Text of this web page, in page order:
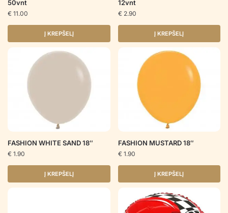
50vnt
€ 11.00
Į KREPŠELĮ
12vnt
€ 2.90
Į KREPŠELĮ
FASHION WHITE SAND 18″
€ 1.90
Į KREPŠELĮ
FASHION MUSTARD 18″
€ 1.90
Į KREPŠELĮ